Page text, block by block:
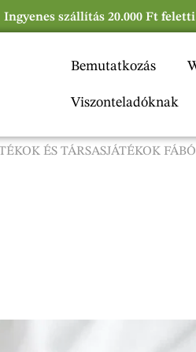
Ingyenes szállítás 20.000 Ft
Bemutatkozás
Viszonteladóknak
ÉS TÁRSASJÁTÉKOK